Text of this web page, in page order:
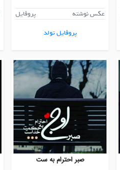
عکس نوشته
پروفایل
پروفایل تولد
صبر احترام به ست